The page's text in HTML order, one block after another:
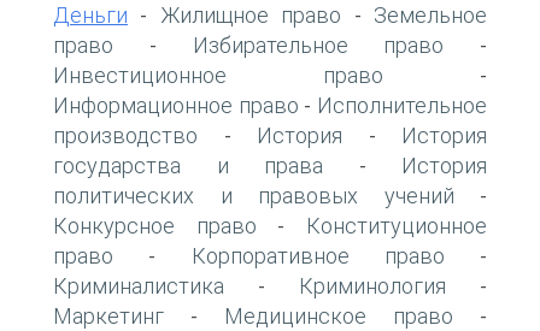
Деньги - Жилищное право - Земельное
право - Избирательное право -
Инвестиционное право -
Информационное право - Исполнительное
производство - История -
История
государства и права -
История
политических и правовых учений -
Конкурсное право -
Конституционное
право - Корпоративное право -
Криминалистика - Криминология -
Маркетинг - Медицинское право -